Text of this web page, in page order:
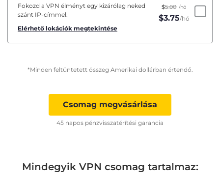
Fokozd a VPN élményt egy kizárólag neked
szánt IP-címmel.
Elérhető lokációk megtekintése
$5.00 /hó
$3.75/hó
*Minden feltüntetett összeg Amerikai dollárban értendő.
Csomag megvásárlása
45 napos pénzvisszatérítési garancia
Mindegyik VPN csomag tartalmaz: